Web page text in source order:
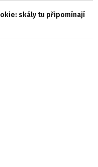
skály tu připomínají